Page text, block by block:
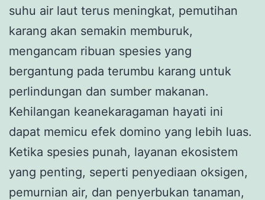
suhu air laut terus meningkat, pemutihan
karang akan semakin memburuk,
mengancam ribuan spesies yang
bergantung pada terumbu karang untuk
perlindungan dan sumber makanan.
Kehilangan keanekaragaman hayati ini
dapat memicu efek domino yang lebih luas.
Ketika spesies punah, layanan ekosistem
yang penting, seperti penyediaan oksigen,
pemurnian air, dan penyerbukan tanaman,